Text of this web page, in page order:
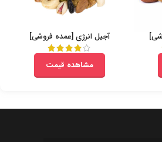
آجیل انرژی [عمده فروشی]
مشاهده قیمت